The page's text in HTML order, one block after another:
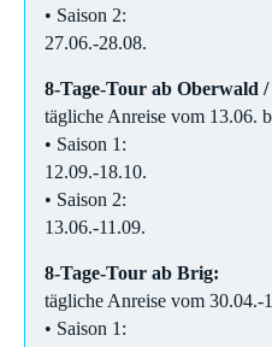
• Saison 2:
27.06.-28.08.
8-Tage-Tour ab Oberwald /
tägliche Anreise vom 13.06.
• Saison 1:
12.09.-18.10.
• Saison 2:
13.06.-11.09.
8-Tage-Tour ab Brig:
tägliche Anreise vom 30.04.-
• Saison 1: